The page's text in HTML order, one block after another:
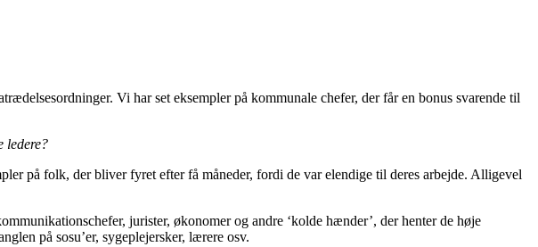
Vi har set eksempler på kommunale chefer, der får en bonus svarende til
ledere?
på folk, der bliver fyret efter få måneder, fordi de var elendige til deres arbejde. Alligevel
jurister, økonomer og andre ‘kolde hænder’, der henter de høje
på sosu’er, sygeplejersker, lærere osv.